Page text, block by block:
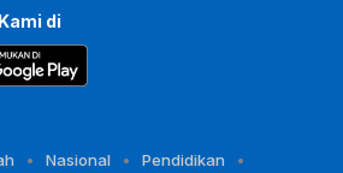
di
Nasional
Pendidikan